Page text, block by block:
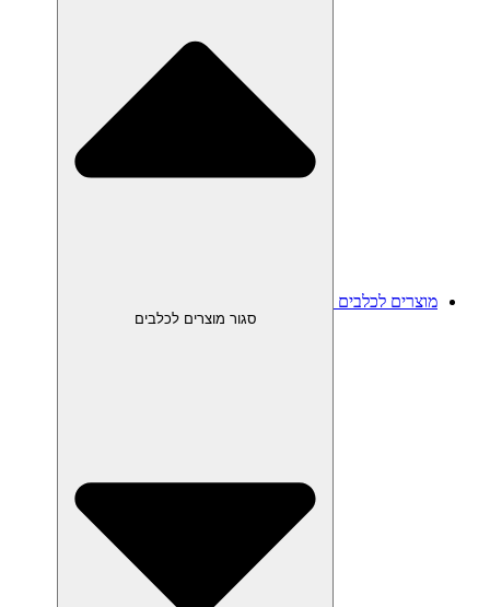
מוצרים לכלבים
סגור מוצרים לכלבים